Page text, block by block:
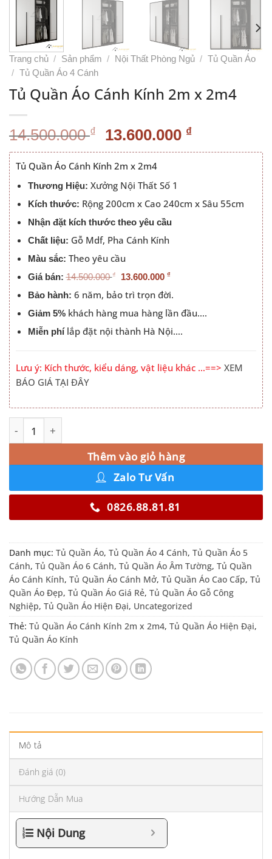
Trang chủ / Sản phẩm / Nội Thất Phòng Ngủ / Tủ Quần Áo
/ Tủ Quần Áo 4 Cánh
Tủ Quần Áo Cánh Kính 2m x 2m4
14.500.000₫ Giá
gốc
là:
14.500.000 ₫.
13.600.000 ₫Giá
hiện
Tủ Quần Áo Cánh Kính 2m x 2m4
Thương Hiệu: Xưởng Nội Thất Số 1
Kích thước: Rộng 200cm x Cao 240cm x Sâu 55cm
Nhận đặt kích thước theo yêu cầu
Chất liệu: Gỗ Mdf, Pha Cánh Kính
Màu sắc: Theo yêu cầu
Giá bán:14.500.000 ₫ 13.600.000 ₫
Bảo hành: 6 năm, bảo trì trọn đời.
Giảm 5%khách hàng mua hàng lần đầu….
Miễn phílắp đặt nội thành Hà Nội….
Lưu ý: Kích thước, kiểu dáng, vật liệu khác …==> XEM
BÁO GIÁ TẠI ĐÂY
Tủ Quần Áo Cánh Kính 2m x 2m4 số lượng
Thêm vào giỏ hàng
Alternative:
Zalo Tư Vấn
0826.88.81.81
Danh mục: Tủ Quần Áo, Tủ Quần Áo 4 Cánh, Tủ Quần Áo 5
Cánh, Tủ Quần Áo 6 Cánh, Tủ Quần Áo Âm Tường, Tủ Quần
Áo Cánh Kính, Tủ Quần Áo Cánh Mở, Tủ Quần Áo Cao Cấp, Tủ
Quần Áo Đẹp, Tủ Quần Áo Giá Rẻ, Tủ Quần Áo Gỗ Công
Nghiệp, Tủ Quần Áo Hiện Đại, Uncategorized
Thẻ: Tủ Quần Áo Cánh Kính 2m x 2m4, Tủ Quần Áo Hiện Đại,
Tủ Quần Áo Kính
Mô tả
Đánh giá (0)
Hướng Dẫn Mua
Nội Dung